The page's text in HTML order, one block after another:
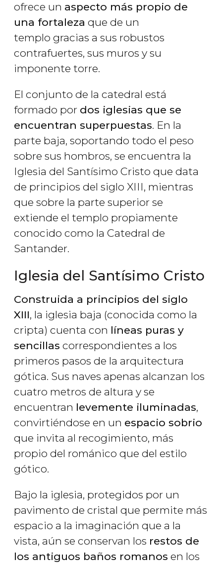
ofrece un aspecto más propio de
una fortaleza que de un
templo gracias a sus robustos
contrafuertes, sus muros y su
imponente torre.
El conjunto de la catedral está
formado por dos iglesias que se
encuentran superpuestas. En la
parte baja, soportando todo el peso
sobre sus hombros, se encuentra la
Iglesia del Santísimo Cristo que data
de principios del siglo XIII, mientras
que sobre la parte superior se
extiende el templo propiamente
conocido como la Catedral de
Santander.
Iglesia del Santísimo Cristo
Construida a principios del siglo
XIII, la iglesia baja (conocida como la
cripta) cuenta con líneas puras y
sencillas correspondientes a los
primeros pasos de la arquitectura
gótica. Sus naves apenas alcanzan los
cuatro metros de altura y se
encuentran levemente iluminadas,
convirtiéndose en un espacio sobrio
que invita al recogimiento, más
propio del románico que del estilo
gótico.
Bajo la iglesia, protegidos por un
pavimento de cristal que permite más
espacio a la imaginación que a la
vista, aún se conservan los restos de
los antiguos baños romanos en los